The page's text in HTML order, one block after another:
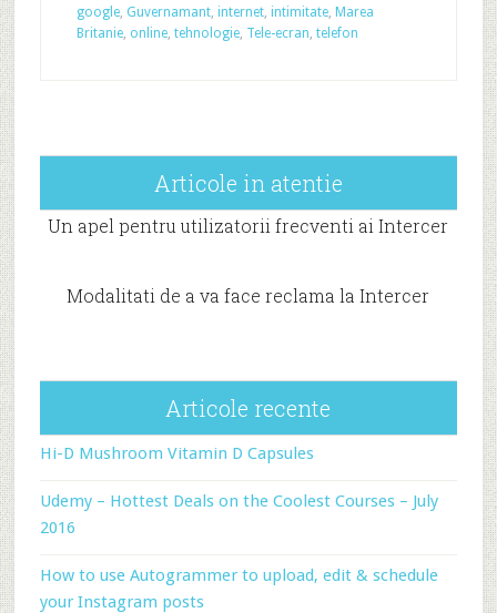
google, Guvernamant, internet, intimitate, Marea
Britanie, online, tehnologie, Tele-ecran, telefon
Articole in atentie
Un apel pentru utilizatorii frecventi ai Intercer
Modalitati de a va face reclama la Intercer
Articole recente
Hi-D Mushroom Vitamin D Capsules
Udemy – Hottest Deals on the Coolest Courses – July
2016
How to use Autogrammer to upload, edit & schedule
your Instagram posts